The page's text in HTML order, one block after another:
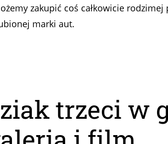
zakupić coś całkowicie
marki aut.
trzeci w